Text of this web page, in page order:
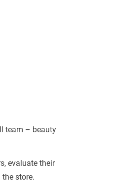
team – beauty
evaluate their
store.